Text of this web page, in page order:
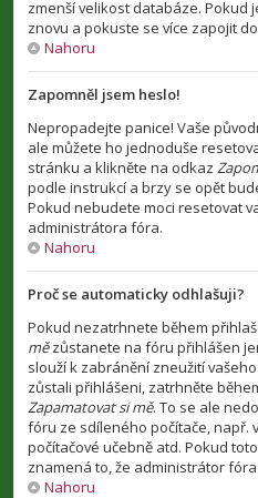
zmenší velikost databáze. Pokud
znovu a pokuste se více zapojit
Nahoru
Zapomněl jsem heslo!
Nepropadejte panice! Vaše
ale můžete ho jednoduše
stránku a klikněte na odkaz
podle instrukcí a brzy se opět
Pokud nebudete moci resetovat
administrátora fóra.
Nahoru
Proč se automaticky odhlašuji?
Pokud nezatrhnete během
mězůstanete na fóru přihlášen
slouží k zabránění zneužití
zůstali přihlášeni, zatrhněte
Zapamatovat si mě. To se ale
fóru ze sdíleného počítače, např.
počítačové učebně atd. Pokud
znamená to, že administrátor
Nahoru